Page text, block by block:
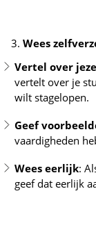
Wees
Vertel over
vertelt over je
wilt stagelopen.
Geef
vaardigheden
Wees eerlijk:
geef dat eerlijk